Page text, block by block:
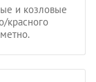
и козловые
красного